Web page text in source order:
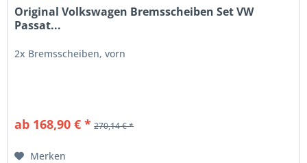
Original Volkswagen Bremsscheiben Set VW
Passat...
2x Bremsscheiben, vorn
ab 168,90 € * 270,14 € *
Merken